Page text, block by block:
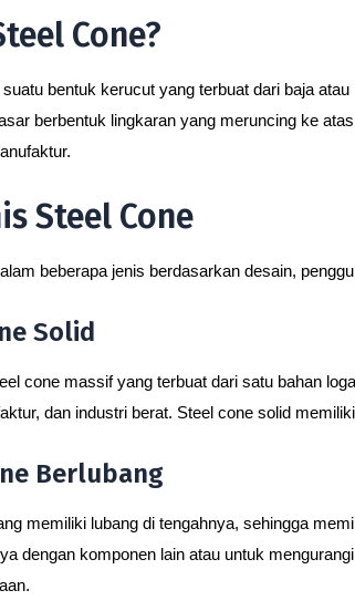
Cone?
bentuk kerucut yang terbuat dari baja
berbentuk lingkaran yang meruncing ke
Steel Cone
beberapa jenis berdasarkan desain,
Solid
cone massif yang terbuat dari satu bahan
dan industri berat. Steel cone solid
Berlubang
memiliki lubang di tengahnya, sehingga
dengan komponen lain atau untuk